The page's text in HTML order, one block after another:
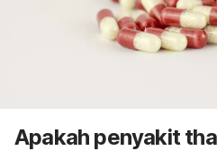
Apakah penyakit